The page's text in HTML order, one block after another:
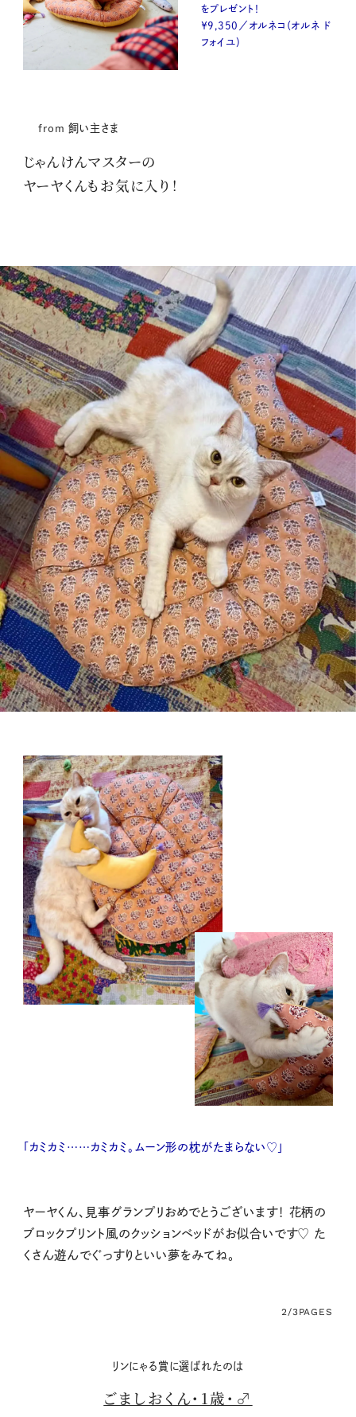
をプレゼント！
￥9,350／オルネコ（オルネ ド
フォイユ）
from 飼い主さま
じゃんけんマスターの
ヤーヤくんもお気に入り！
「カミカミ……カミカミ。ムーン形の枕がたまらない♡」
ヤーヤくん、見事グランプリおめでとうございます！ 花柄の
ブロックプリント風のクッションベッドがお似合いです♡ た
くさん遊んでぐっすりといい夢をみてね。
2/3PAGES
リンにゃる賞に選ばれたのは
ごましおくん・1歳・♂